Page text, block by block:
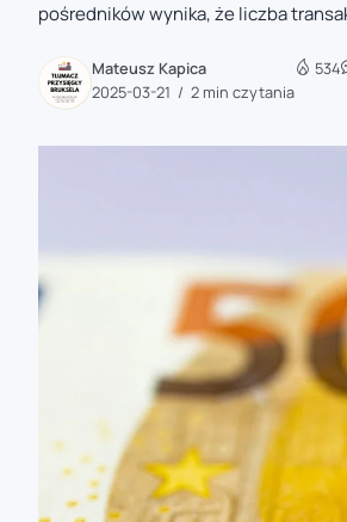
zaobserwuj nas
zaobserwuj nas
zaobserwuj nas
zaobserwuj nas
pośredników wynika, że liczba
Mateusz Kapica
2025-03-21
2 min czytania
534